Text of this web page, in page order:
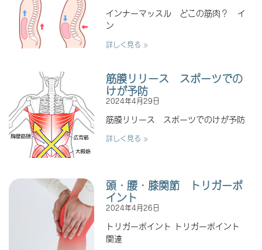
インナーマッスル どこの筋肉？ イ
ン
詳しく見る »
筋膜リリース スポーツでの
けが予防
2024年4月29日
筋膜リリース スポーツでのけが予防
詳しく見る »
頭・腰・膝関節 トリガーポ
イント
2024年4月26日
トリガーポイント トリガーポイント
関連